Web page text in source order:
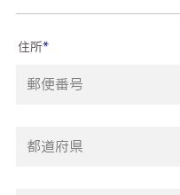
住所*